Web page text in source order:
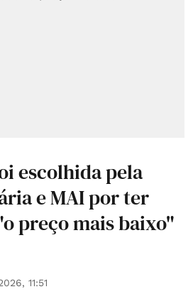
escolhida pela
e MAI por ter
preço mais baixo"
11:51